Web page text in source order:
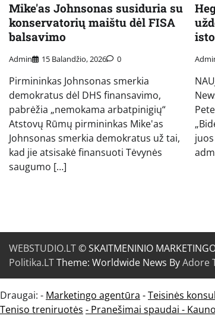
Mike'as Johnsonas susiduria su
konservatorių maištu dėl FISA
balsavimo
Admin 15 Balandžio, 2026 0
Pirmininkas Johnsonas smerkia
demokratus dėl DHS finansavimo,
pabrėžia „nemokama arbatpinigių“
Atstovų Rūmų pirmininkas Mike'as
Johnsonas smerkia demokratus už tai,
kad jie atsisakė finansuoti Tėvynės
saugumo […]
WEBSTUDIO.LT© SKAITMENINIO
Politika.LTTheme: Worldwide News ByAdore
Draugai: - Marketingo agentūra -Teisinės
Teniso treniruotės - Pranešimai spaudai -